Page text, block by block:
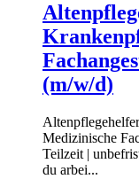
(m/w/d)
Medizinische
Teilzeit |
du arbei...